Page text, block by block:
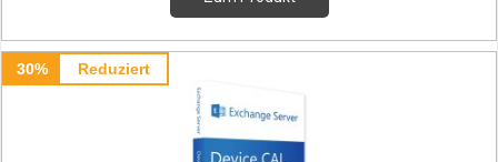
30% Reduziert